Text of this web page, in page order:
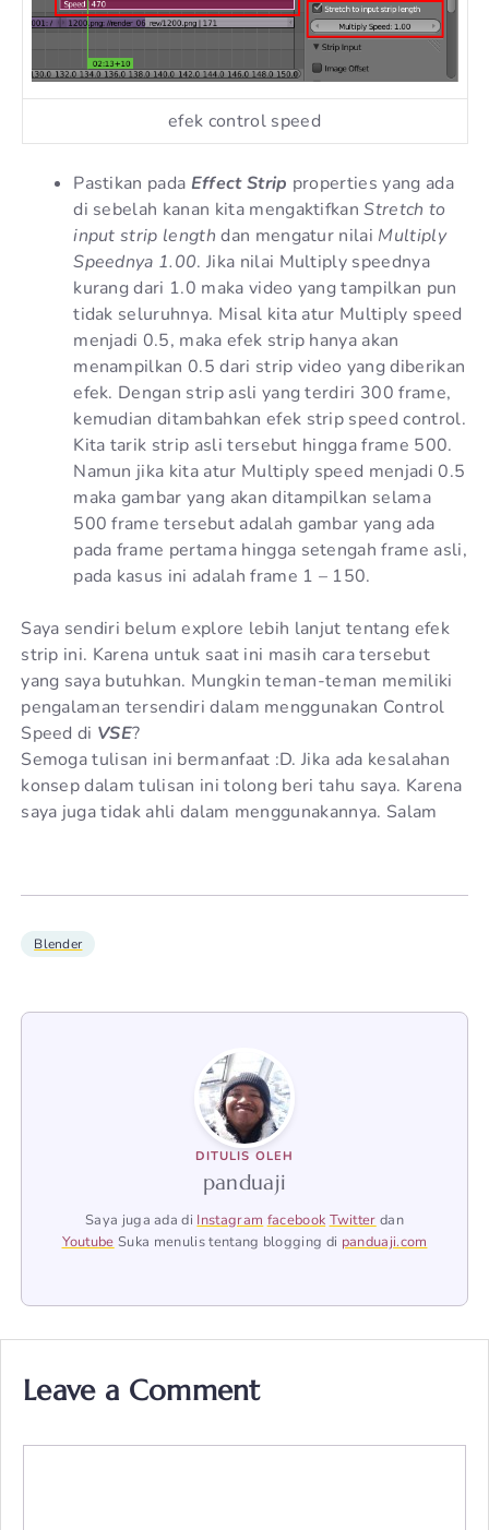
efek control speed
Pastikan pada Effect Strip properties yang ada
di sebelah kanan kita mengaktifkanStretch to
input strip lengthdan mengatur nilai Multiply
Speednya 1.00. Jika nilai Multiply speednya
kurang dari 1.0 maka video yang tampilkan pun
tidak seluruhnya. Misal kita atur Multiply speed
menjadi 0.5, maka efek strip hanya akan
menampilkan 0.5 dari strip video yang diberikan
efek. Dengan strip asli yang terdiri 300 frame,
kemudian ditambahkan efek strip speed control.
Kita tarik strip asli tersebut hingga frame 500.
Namun jika kita atur Multiply speed menjadi 0.5
maka gambar yang akan ditampilkan selama
500 frame tersebut adalah gambar yang ada
pada frame pertama hingga setengah frame asli,
pada kasus ini adalah frame 1 – 150.
Saya sendiri belum explore lebih lanjut tentang efek
strip ini. Karena untuk saat ini masih cara tersebut
yang saya butuhkan. Mungkin teman-teman memiliki
pengalaman tersendiri dalam menggunakan Control
Speed di VSE?
Semoga tulisan ini bermanfaat :D. Jika ada kesalahan
konsep dalam tulisan ini tolong beri tahu saya. Karena
saya juga tidak ahli dalam menggunakannya. Salam
Blender
DITULIS OLEH
panduaji
Saya juga ada di Instagram facebook Twitter dan
Youtube Suka menulis tentang blogging di panduaji.com
Leave a Comment